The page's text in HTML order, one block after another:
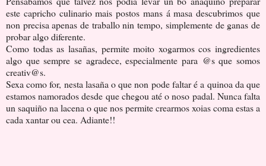
este capricho culinario mais postos mans á masa descubrimos que
non precisa apenas de traballo nin tempo, simplemente de ganas de
probar algo diferente.
Como todas as lasañas, permite moito xogarmos cos ingredientes
algo que sempre se agradece, especialmente para @s que somos
creativ@s.
Sexa como for, nesta lasaña o que non pode faltar é a quinoa da que
estamos namorados desde que chegou até o noso padal. Nunca falta
un saquiño na lacena o que nos permite crearmos xoias coma estas a
cada xantar ou cea. Adiante!!